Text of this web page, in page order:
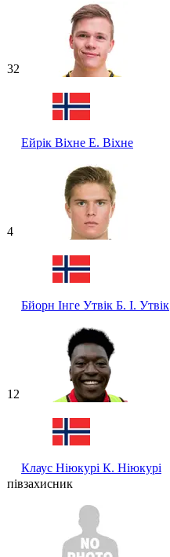
32
Ейрік Віхне Е. Віхне
4
Бйорн Інге Утвік Б. І. Утвік
12
Клаус Ніюкурі К. Ніюкурі
півзахисник